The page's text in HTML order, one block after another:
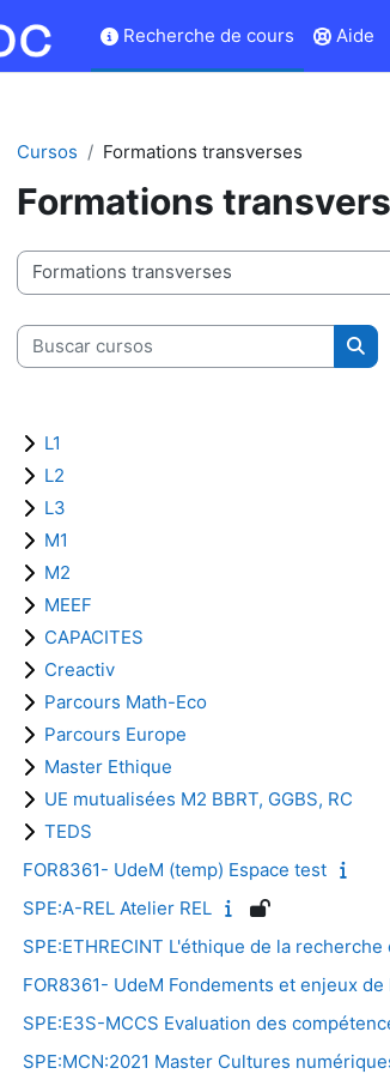
Recherche de cours
Aide
Cursos Formations transverses
Formations
Categorías
Buscar cursos
L1
L2
L3
M1
M2
MEEF
CAPACITES
Creactiv
Parcours Math-Eco
Parcours Europe
Master Ethique
UE mutualisées M2 BBRT, GGBS, RC
TEDS
FOR8361- UdeM (temp) Espace test
SPE:A-REL Atelier REL
SPE:ETHRECINT L'éthique de la
FOR8361- UdeM Fondements et enjeux
SPE:E3S-MCCS Evaluation des
SPE:MCN:2021 Master Cultures